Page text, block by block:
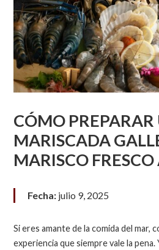
CÓMO
MARISCADA
MARISCO
Fecha: julio 9, 2025
Si eres amante de la comida del mar,
experiencia que siempre vale la